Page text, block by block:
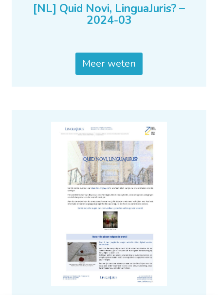
[NL] Quid Novi, LinguaJuris? –
2024-03
Meer weten